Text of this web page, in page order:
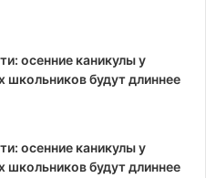
осенние каникулы у
школьников будут длиннее
осенние каникулы у
школьников будут длиннее